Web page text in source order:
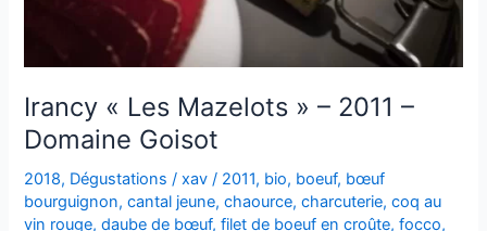
Irancy « Les Mazelots » – 2011 –
Domaine Goisot
2018, Dégustations /xav/ 2011, bio, boeuf, bœuf
bourguignon,cantal jeune,chaource,charcuterie,coq au
vin rouge,daube de bœuf,filet de boeuf en croûte,focco,